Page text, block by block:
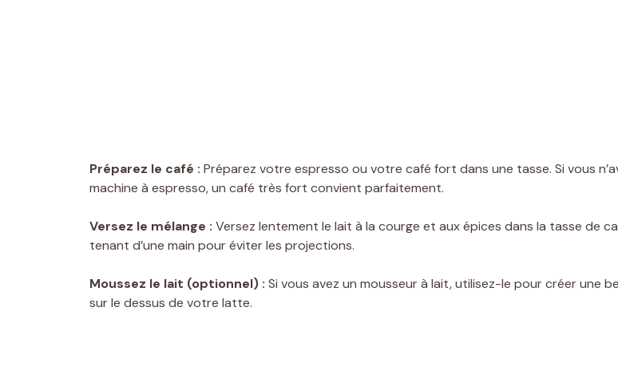
Préparez le café : Préparez votre espresso ou votre café fort dans une tasse. Si vous
machine à espresso, un café très fort convient parfaitement.
Versez le mélange : Versez lentement le lait à la courge et aux épices dans la tasse de
tenant d’une main pour éviter les projections.
Moussez le lait (optionnel) : Si vous avez un mousseur à lait, utilisez-le pour créer une
sur le dessus de votre latte.